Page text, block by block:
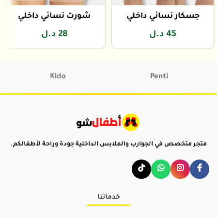
جسكار نسائي داخلي
45 د.ل
شورت نسائي داخلي
28 د.ل
Penti
Kido
متجر متخصص في الجوارب والملابس الداخلية جودة وراحة لأطفالكم.
خدماتنا